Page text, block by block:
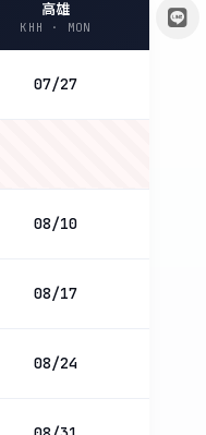
高雄
KHH · MON
07/27
08/10
08/17
08/24